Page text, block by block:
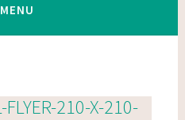
MENU
FLYER-210-X-210-